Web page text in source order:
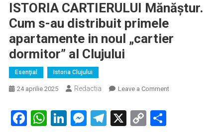
ISTORIA CARTIERULUI Mănăștur.
Cum s-au distribuit primele
apartamente in noul „cartier
dormitor” al Clujului
Esenţial Istoria Clujului
24 aprilie 2025 Redactia Leave a Commenton
Facebook
WhatsApp
LinkedIn
Messenger
Telegram
X
Copy